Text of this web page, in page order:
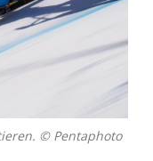
© Pentaphoto